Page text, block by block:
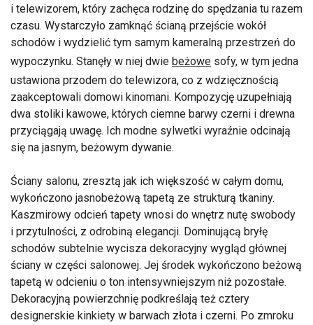
i telewizorem, który zachęca rodzinę do spędzania tu razem
czasu. Wystarczyło zamknąć ścianą przejście wokół
schodów i wydzielić tym samym kameralną przestrzeń do
wypoczynku. Stanęły w niej dwie beżowe sofy, w tym jedna
ustawiona przodem do telewizora, co z wdzięcznością
zaakceptowali domowi kinomani. Kompozycję uzupełniają
dwa stoliki kawowe, których ciemne barwy czerni i drewna
przyciągają uwagę. Ich modne sylwetki wyraźnie odcinają
się na jasnym, beżowym dywanie.
Ściany salonu, zresztą jak ich większość w całym domu,
wykończono jasnobeżową tapetą ze strukturą tkaniny.
Kaszmirowy odcień tapety wnosi do wnętrz nutę swobody
i przytulności, z odrobiną elegancji. Dominującą bryłę
schodów subtelnie wycisza dekoracyjny wygląd głównej
ściany w części salonowej. Jej środek wykończono beżową
tapetą w odcieniu o ton intensywniejszym niż pozostałe.
Dekoracyjną powierzchnię podkreślają też cztery
designerskie kinkiety w barwach złota i czerni. Po zmroku